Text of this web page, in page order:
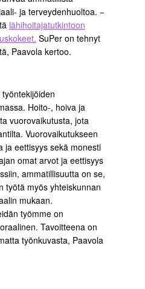
ja terveydenhuoltoa. −
lähihoitajatutkintoon
SuPer on tehnyt
Paavola kertoo.
Hoito-, hoiva ja
vuorovaikutusta, jota
Vuorovaikutukseen
ja eettisyys sekä monesti
omat arvot ja eettisyys
ammatillisuutta on se,
työtä myös yhteiskunnan
mukaan.
työmme on
Tavoitteena on
työnkuvasta, Paavola